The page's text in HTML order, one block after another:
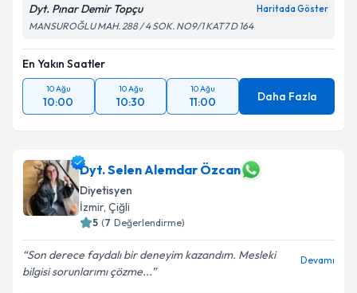
Dyt. Pınar Demir Topçu Haritada Göster
MANSUROĞLU MAH. 288 / 4 SOK. NO9/1 KAT7 D 164
En Yakın Saatler
10 Ağu
10:00
10 Ağu
10:30
10 Ağu
11:00 Daha Fazla
Dyt. Selen Alemdar Özcan
Diyetisyen
İzmir, Çiğli
5 (7 Değerlendirme)
Son derece faydalı bir deneyim kazandım. Mesleki
bilgisi sorunlarımı çözme...
Devamı